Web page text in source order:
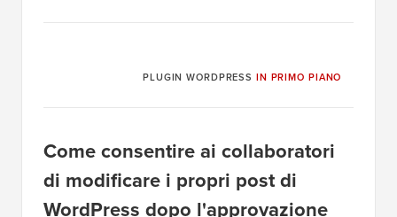
PLUGIN WORDPRESS IN PRIMO PIANO
Come consentire ai collaboratori
di modificare i propri post di
WordPress dopo l'approvazione